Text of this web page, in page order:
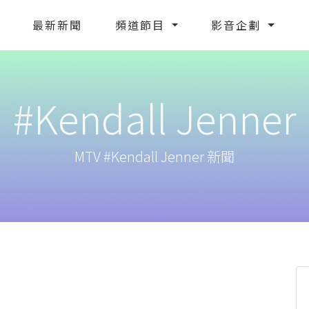
最新新聞 頻道節目 影音企劃
#Kendall Jenner
MTV #Kendall Jenner 新聞